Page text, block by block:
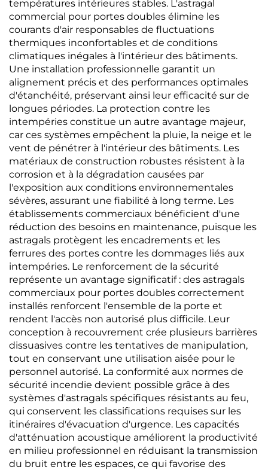
températures intérieures stables. L'astragal
commercial pour portes doubles élimine les
courants d'air responsables de fluctuations
thermiques inconfortables et de conditions
climatiques inégales à l'intérieur des bâtiments.
Une installation professionnelle garantit un
alignement précis et des performances optimales
d'étanchéité, préservant ainsi leur efficacité sur de
longues périodes. La protection contre les
intempéries constitue un autre avantage majeur,
car ces systèmes empêchent la pluie, la neige et le
vent de pénétrer à l'intérieur des bâtiments. Les
matériaux de construction robustes résistent à la
corrosion et à la dégradation causées par
l'exposition aux conditions environnementales
sévères, assurant une fiabilité à long terme. Les
établissements commerciaux bénéficient d'une
réduction des besoins en maintenance, puisque les
astragals protègent les encadrements et les
ferrures des portes contre les dommages liés aux
intempéries. Le renforcement de la sécurité
représente un avantage significatif : des astragals
commerciaux pour portes doubles correctement
installés renforcent l'ensemble de la porte et
rendent l'accès non autorisé plus difficile. Leur
conception à recouvrement crée plusieurs barrières
dissuasives contre les tentatives de manipulation,
tout en conservant une utilisation aisée pour le
personnel autorisé. La conformité aux normes de
sécurité incendie devient possible grâce à des
systèmes d'astragals spécifiques résistants au feu,
qui conservent les classifications requises sur les
itinéraires d'évacuation d'urgence. Les capacités
d'atténuation acoustique améliorent la productivité
en milieu professionnel en réduisant la transmission
du bruit entre les espaces, ce qui favorise des